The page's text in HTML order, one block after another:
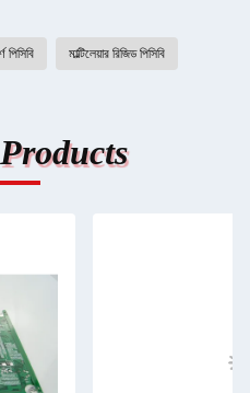
পিসিবি মাল্টিলেয়ার রিজিড পিসিবি